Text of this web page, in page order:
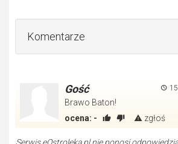
Komentarze
Gość
Brawo Baton!
ocena: - zgłoś